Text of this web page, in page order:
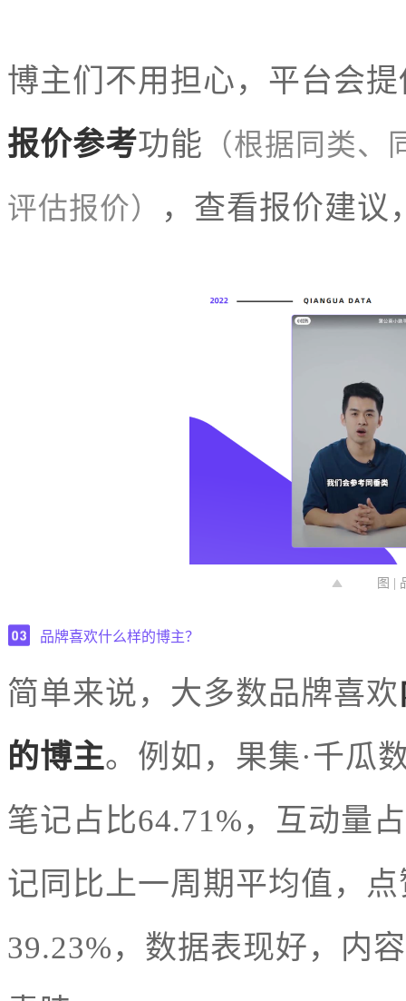
博主们不用担心，平台会
报价参考功能 （根据同类
评估报价）
，查看报价建议
图 |
品牌喜欢什么样的博主？
简单来说，大多数品牌喜欢
的博主。例如，果集·千瓜
笔记占比64.71%，互动量
记同比上一周期平均值，
39.23%，数据表现好，内